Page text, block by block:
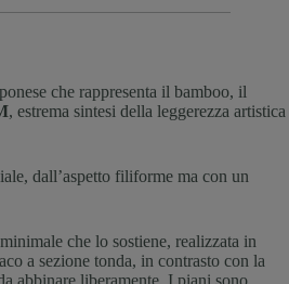
che rappresenta il bamboo, il
, estrema sintesi della leggerezza artistica
dall’aspetto filiforme ma con un
che lo sostiene, realizzata in
a sezione tonda, in contrasto con la
abbinare liberamente. I piani sono